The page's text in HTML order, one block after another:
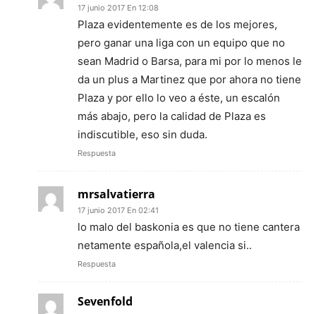
17 junio 2017 En 12:08
Plaza evidentemente es de los mejores,
pero ganar una liga con un equipo que no
sean Madrid o Barsa, para mi por lo menos le
da un plus a Martinez que por ahora no tiene
Plaza y por ello lo veo a éste, un escalón
más abajo, pero la calidad de Plaza es
indiscutible, eso sin duda.
Respuesta
mrsalvatierra
17 junio 2017 En 02:41
lo malo del baskonia es que no tiene cantera
netamente española,el valencia si..
Respuesta
Sevenfold